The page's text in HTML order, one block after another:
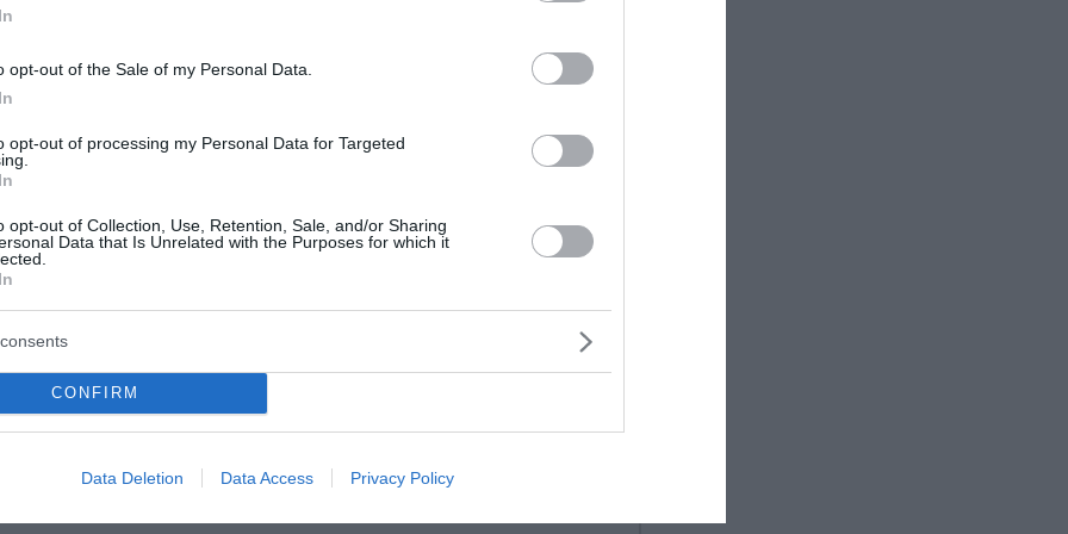
opt-out of the Sale of my Personal Data.
opt-out of processing my Personal Data for Targeted
opt-out of Collection, Use, Retention, Sale, and/or Sharing
Data that Is Unrelated with the Purposes for which it
CONFIRM
Data Deletion Data Access Privacy Policy
και προστατεύουμε τα ελληνικά προϊόντα και τις
ότι προϊόντα με συγκεκριμένη τοπική προέλευση, όπως
τον Οργανισμό Βιομηχανικής Ιδιοκτησίας. «Με αυτόν τον
είναι πραγματικά ελληνικά», δήλωσε, προσθέτοντας ότι η
τους, καθιστώντας τα «πιο ποιοτικά και ανταγωνιστικά».
στην περιφερειακή ανάπτυξη: «Θέλουμε να στηρίξουμε την
παραδοσιακά προϊόντα, όπως οι υφάντρες και οι μικροί
και να συμβάλει ουσιαστικά στην τοπική οικονομία».
των λαϊκών αγορών, υπογραμμίζοντας τη
του καταναλωτή. «Θέλουμε να υπάρχει ανταγωνισμός στην
ή και φθηνότερα προϊόντα, πολλές φορές απευθείας από
προβλέπει ψηφιοποίηση και επιτάχυνση των διαδικασιών
της συμμετοχής νέων παραγωγών. «Τα τελευταία
της Αττικής. Αυτό αλλάζει», ανέφερε χαρακτηριστικά.